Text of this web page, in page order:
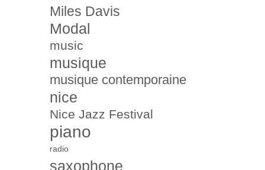
Miles Davis
Modal
music
musique
musique contemporaine
nice
Nice Jazz Festival
piano
radio
saxophone